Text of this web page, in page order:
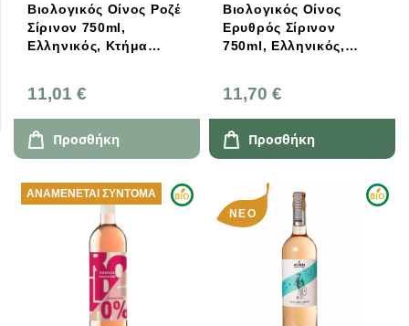
Βιολογικός Οίνος Ροζέ
Σίρινον 750ml,
Ελληνικός, Κτήμα
11,01 €
Προσθήκη
Βιολογικός Οίνος
Ερυθρός Σίρινον
750ml, Ελληνικός,
11,70 €
Προσθήκη
ΑΝΑΜΈΝΕΤΑΙ ΣΎΝΤΟΜΑ
ΝΈΟ